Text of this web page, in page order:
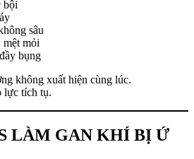
bội
sâu
mệt mỏi
bụng
không xuất hiện cùng lúc.
lực tích tụ.
LÀM GAN KHÍ BỊ Ứ